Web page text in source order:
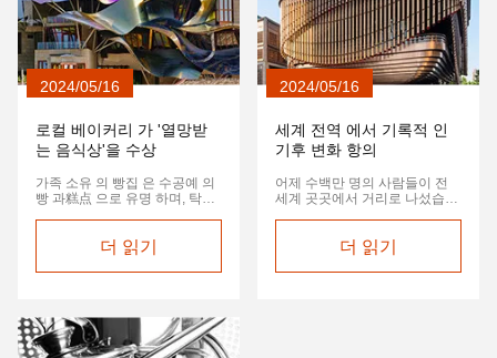
2024/05/16
로컬 베이커리 가 '열망받
는 음식상'을 수상
가족 소유 의 빵집 은 수공예 의
빵 과糕点 으로 유명 하며, 탁월
은 빵집 이 최고 수준의 재료 를
사용 하는 데 의 헌신 을 증명 하
는 상 이다.
더 읽기
2024/05/16
세계 전역 에서 기록적 인
기후 변화 항의
어제 수백만 명의 사람들이 전
세계 곳곳에서 거리로 나섰습니
를 요구했습니다.평화적 인 시위
는 세계 지도자 들 이 더 엄격 한
환경 정책 을 고려 할 것 이라고
더 읽기